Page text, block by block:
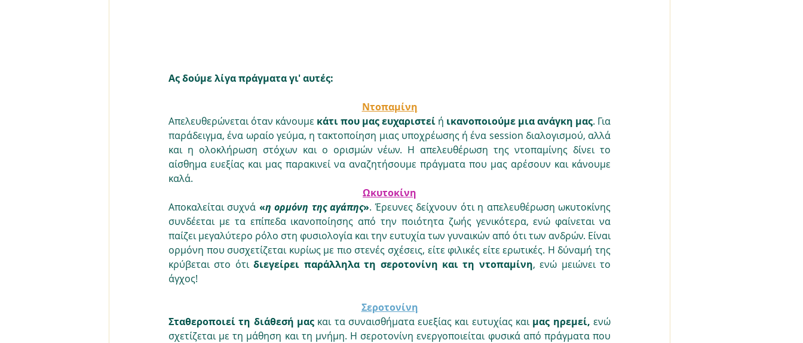
Ας δούμε λίγα πράγματα γι' αυτές:
Ντοπαμίνη
Απελευθερώνεται όταν κάνουμε κάτι που μας ευχαριστεί ή ικανοποιούμε μια ανάγκη μας. Για
παράδειγμα, ένα ωραίο γεύμα, η τακτοποίηση μιας υποχρέωσης ή ένα session διαλογισμού, αλλά
και η ολοκλήρωση στόχων και ο ορισμών νέων. Η απελευθέρωση της ντοπαμίνης δίνει το
αίσθημα ευεξίας και μας παρακινεί να αναζητήσουμε πράγματα που μας αρέσουν και κάνουμε
καλά.
Ωκυτοκίνη
Αποκαλείται συχνά «η ορμόνη της αγάπης». Έρευνες δείχνουν ότι η απελευθέρωση ωκυτοκίνης
συνδέεται με τα επίπεδα ικανοποίησης από την ποιότητα ζωής γενικότερα, ενώ φαίνεται να
παίζει μεγαλύτερο ρόλο στη φυσιολογία και την ευτυχία των γυναικών από ότι των ανδρών. Είναι
ορμόνη που συσχετίζεται κυρίως με πιο στενές σχέσεις, είτε φιλικές είτε ερωτικές. Η δύναμή της
κρύβεται στο ότι διεγείρει παράλληλα τη σεροτονίνη και τη ντοπαμίνη, ενώ μειώνει το
άγχος!
Σεροτονίνη
Σταθεροποιεί τη διάθεσή μας και τα συναισθήματα ευεξίας και ευτυχίας και μας ηρεμεί, ενώ
σχετίζεται με τη μάθηση και τη μνήμη. Η σεροτονίνη ενεργοποιείται φυσικά από πράγματα που